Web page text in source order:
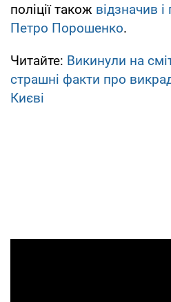
поліції також відзначив
Петро Порошенко.
Читайте: Викинули на
страшні факти про
Києві